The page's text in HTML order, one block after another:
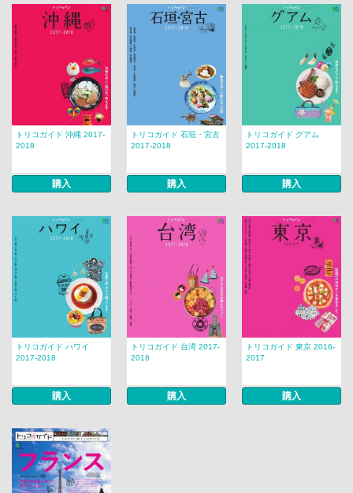
トリコガイド 沖縄 2017-
2018
購入
トリコガイド 石垣・宮古
2017-2018
購入
トリコガイド グアム
2017-2018
購入
トリコガイド ハワイ
2017-2018
購入
トリコガイド 台湾 2017-
2018
購入
トリコガイド 東京 2016-
2017
購入